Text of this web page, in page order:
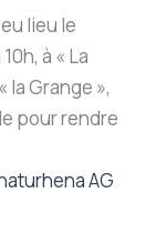
lieu le
à « La
la Grange »,
pour rendre
AG